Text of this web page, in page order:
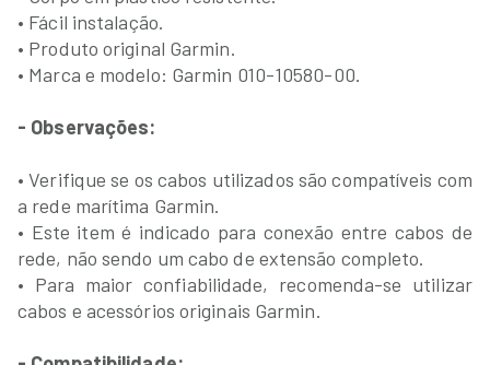
• Fácil instalação.
• Produto original Garmin.
• Marca e modelo: Garmin 010-10580-00.
- Observações:
• Verifique se os cabos utilizados são compatíveis com
a rede marítima Garmin.
• Este item é indicado para conexão entre cabos de
rede, não sendo um cabo de extensão completo.
• Para maior confiabilidade, recomenda-se utilizar
cabos e acessórios originais Garmin.